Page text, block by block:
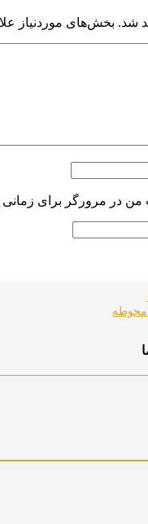
شد. بخش‌های موردنیاز
من در مرورگر برای
محوطه